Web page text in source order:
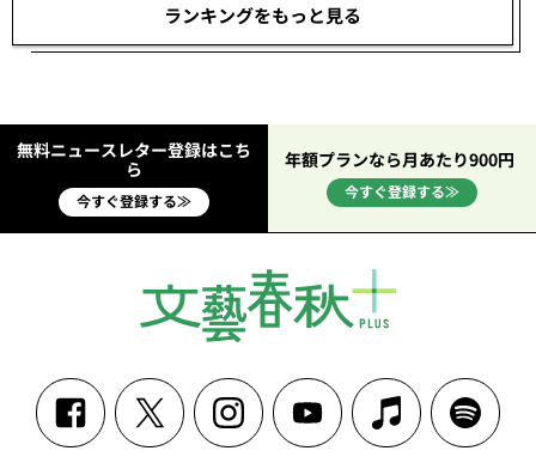
ランキングをもっと見る
無料ニュースレター登録はこち
ら
今すぐ登録する≫
年額プランなら月あたり900円
今すぐ登録する≫